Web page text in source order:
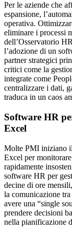
Per le aziende che
espansione,
operativa.
eliminare i processi
dell’Osservatorio
l’adozione di un
partner strategici
critici come la
integrate come
centralizzare i dati,
traduca in un caos
Software HR
Excel
Molte PMI iniziano
Excel per
rapidamente
software HR per
decine di ore
la comunicazione
avere una “single
prendere decisioni
nella pianificazione